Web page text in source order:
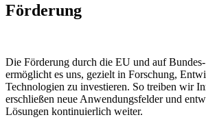
Förderung
Die Förderung durch die EU und auf
ermöglicht es uns, gezielt in Forschung,
Technologien zu investieren. So treiben wir
erschließen neue Anwendungsfelder und
Lösungen kontinuierlich weiter.